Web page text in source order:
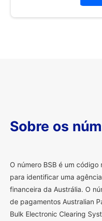
Sobre os
O número BSB é um
para identificar uma
financeira da Austrália. O
de pagamentos Australian
Bulk Electronic Clearing